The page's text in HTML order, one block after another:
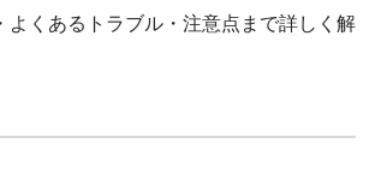
よくあるトラブル・注意点まで詳しく解